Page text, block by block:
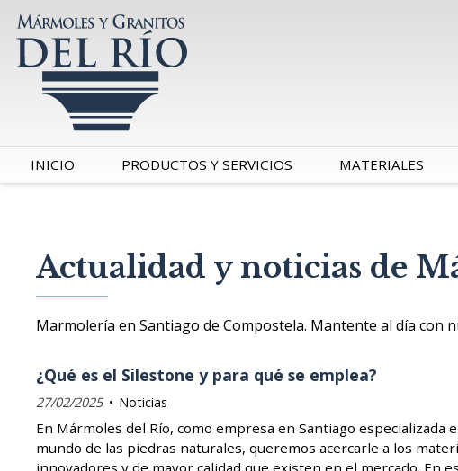
INICIO PRODUCTOS Y SERVICIOS MATERIALES
Actualidad y noticias de
Marmolería en Santiago de Compostela. Mantente al día con
¿Qué es el Silestone y para qué se emplea?
27/02/2025 Noticias
En Mármoles del Río, como empresa en Santiago especializada
mundo de las piedras naturales, queremos acercarle a los